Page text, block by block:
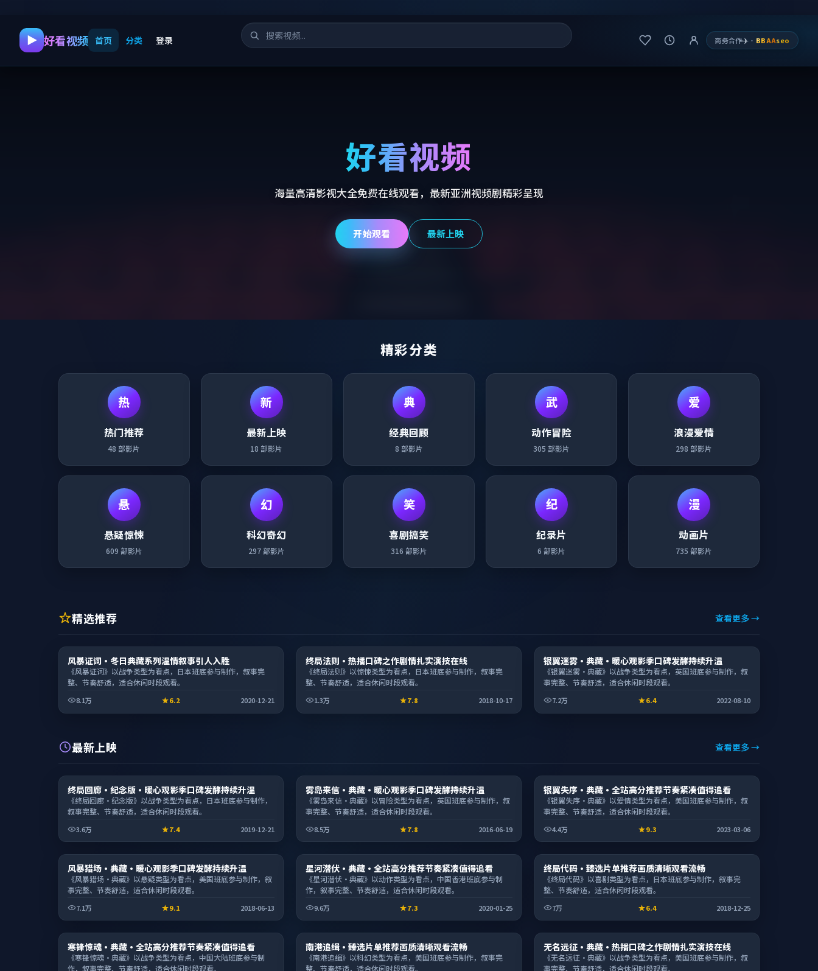
好看视频 首页 分类 登录 商务合作✈️ · BBAAseo
好看视频
海量高清影视大全免费在线观看，最新亚洲视频剧精彩呈现
开始观看 最新上映
精彩分类
热
热门推荐
48 部影片
新
最新上映
18 部影片
典
经典回顾
8 部影片
武
动作冒险
305 部影片
爱
浪漫爱情
298 部影片
悬
悬疑惊悚
609 部影片
幻
科幻奇幻
297部影片
笑
喜剧搞笑
316 部影片
纪
纪录片
6 部影片
漫
动画片
735 部影片
精选推荐 查看更多 →
动漫
风暴证词·冬日典藏系列温情叙事引人入胜
《风暴证词》以战争类型为看点，日本班底参与制作，叙事完
整、节奏舒适，适合休闲时段观看。
8.1万 6.2 2020-12-21
综艺
终局法则·热播口碑之作剧情扎实演技在线
《终局法则》以惊悚类型为看点，日本班底参与制作，叙事完
整、节奏舒适，适合休闲时段观看。
1.3万 7.8 2018-10-17
综艺
银翼迷雾·典藏·暖心观影季口碑发酵持续升温
《银翼迷雾·典藏》以战争类型为看点，英国班底参与制作，叙
事完整、节奏舒适，适合休闲时段观看。
7.2万 6.4 2022-08-10
最新上映 查看更多 →
电影 1:59:53
终局回廊·纪念版·暖心观影季口碑发酵持续升温
《终局回廊·纪念版》以战争类型为看点，日本班底参与制作，
叙事完整、节奏舒适，适合休闲时段观看。
3.6万 7.4 2019-12-21
综艺
雾岛来信·典藏·暖心观影季口碑发酵持续升温
《雾岛来信·典藏》以冒险类型为看点，英国班底参与制作，叙
事完整、节奏舒适，适合休闲时段观看。
8.5万 7.8 2016-06-19
动漫 2:00:25
银翼失序·典藏·全站高分推荐节奏紧凑值得追看
《银翼失序·典藏》以爱情类型为看点，美国班底参与制作，叙
事完整、节奏舒适，适合休闲时段观看。
4.4万 9.3 2023-03-06
电影
风暴猎场·典藏·暖心观影季口碑发酵持续升温
《风暴猎场·典藏》以悬疑类型为看点，美国班底参与制作，叙
事完整、节奏舒适，适合休闲时段观看。
7.1万 9.1 2018-06-13
电影 2:15:25
星河潜伏·典藏·全站高分推荐节奏紧凑值得追看
《星河潜伏·典藏》以动作类型为看点，中国香港班底参与制
作，叙事完整、节奏舒适，适合休闲时段观看。
9.6万 7.3 2020-01-25
动漫
终局代码·臻选片单推荐画质清晰观看流畅
《终局代码》以喜剧类型为看点，日本班底参与制作，叙事完
整、节奏舒适，适合休闲时段观看。
7万 6.4 2018-12-25
电影 2:01:55
寒锋惊魂·典藏·全站高分推荐节奏紧凑值得追看
《寒锋惊魂·典藏》以战争类型为看点，中国大陆班底参与制
作，叙事完整、节奏舒适，适合休闲时段观看。
综艺
南港追缉·臻选片单推荐画质清晰观看流畅
《南港追缉》以科幻类型为看点，美国班底参与制作，叙事完
整、节奏舒适，适合休闲时段观看。
电视剧 1:40:09
无名远征·典藏·热播口碑之作剧情扎实演技在线
《无名远征·典藏》以战争类型为看点，美国班底参与制作，叙
事完整、节奏舒适，适合休闲时段观看。